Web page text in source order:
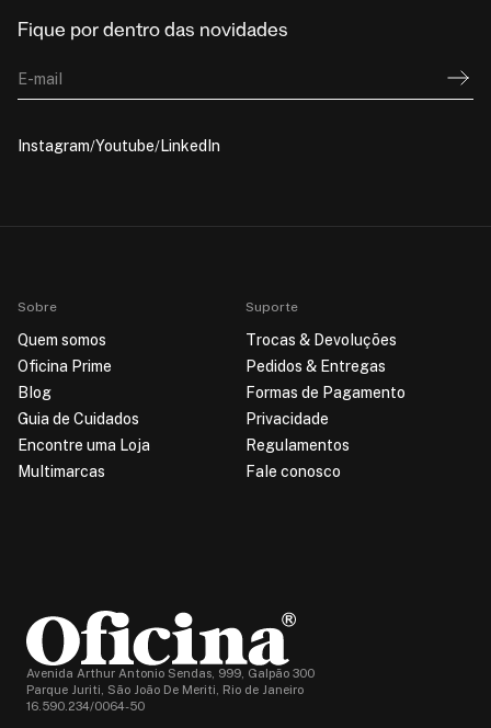
Fique por dentro das novidades
E-mail
Instagram Youtube LinkedIn
Sobre
Quem somos
Oficina Prime
Blog
Guia de Cuidados
Encontre uma Loja
Multimarcas
Suporte
Trocas & Devoluções
Pedidos & Entregas
Formas de Pagamento
Privacidade
Regulamentos
Fale conosco
Avenida Arthur Antonio Sendas, 999, Galpão 300
Parque Juriti, São João De Meriti, Rio de Janeiro
16.590.234/0064-50